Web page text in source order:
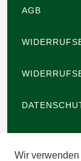
AGB
Wir